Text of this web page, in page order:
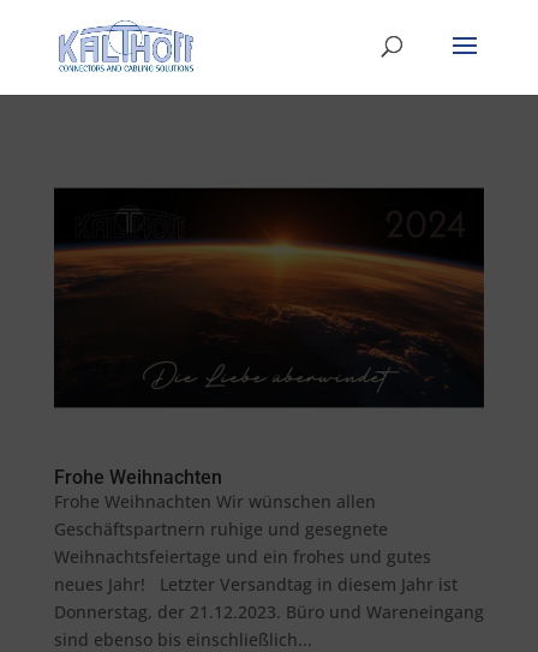
Frohe Weihnachten
Frohe Weihnachten Wir wünschen allen
Geschäftspartnern ruhige und gesegnete
Weihnachtsfeiertage und ein frohes und gutes
neues Jahr! Letzter Versandtag in diesem Jahr ist
Donnerstag, der 21.12.2023. Büro und Wareneingang
sind ebenso bis einschließlich...